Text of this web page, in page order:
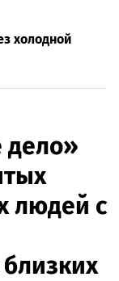
холодной
дело»
людей с